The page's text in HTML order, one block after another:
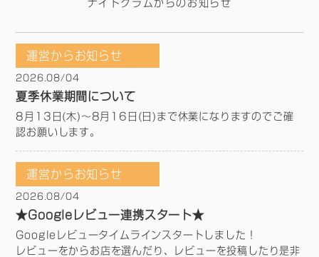
ナイトグラムからのお知らせ
運営からお知らせ
2026.08/04
夏季休業期間について
8月13日(木)～8月16日(日)まで休業になりますのでご確
認お願いします。
運営からお知らせ
2026.08/04
★Googleレビュー連携スタート★
Googleレビュータイムラインスタートしました！
レビューをからお店を選んだり、レビューを投稿したり是非